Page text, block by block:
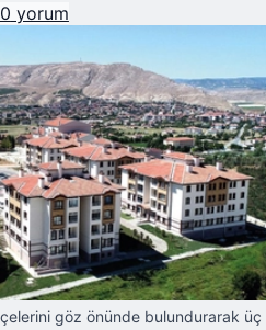
0 yorum
göz önünde bulundurarak üç